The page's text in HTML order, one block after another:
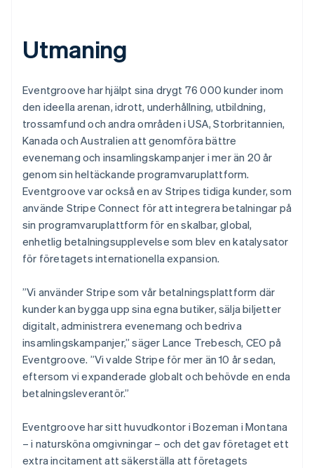
Utmaning
Eventgroove har hjälpt sina drygt 76 000 kunder inom
den ideella arenan, idrott, underhållning, utbildning,
trossamfund och andra områden i USA, Storbritannien,
Kanada och Australien att genomföra bättre
evenemang och insamlingskampanjer i mer än 20 år
genom sin heltäckande programvaruplattform.
Eventgroove var också en av Stripes tidiga kunder, som
använde Stripe Connect för att integrera betalningar på
sin programvaruplattform för en skalbar, global,
enhetlig betalningsupplevelse som blev en katalysator
för företagets internationella expansion.
”Vi använder Stripe som vår betalningsplattform där
kunder kan bygga upp sina egna butiker, sälja biljetter
digitalt, administrera evenemang och bedriva
insamlingskampanjer,” säger Lance Trebesch, CEO på
Eventgroove. ”Vi valde Stripe för mer än 10 år sedan,
eftersom vi expanderade globalt och behövde en enda
betalningsleverantör.”
Eventgroove har sitt huvudkontor i Bozeman i Montana
– i natursköna omgivningar – och det gav företaget ett
extra incitament att säkerställa att företagets